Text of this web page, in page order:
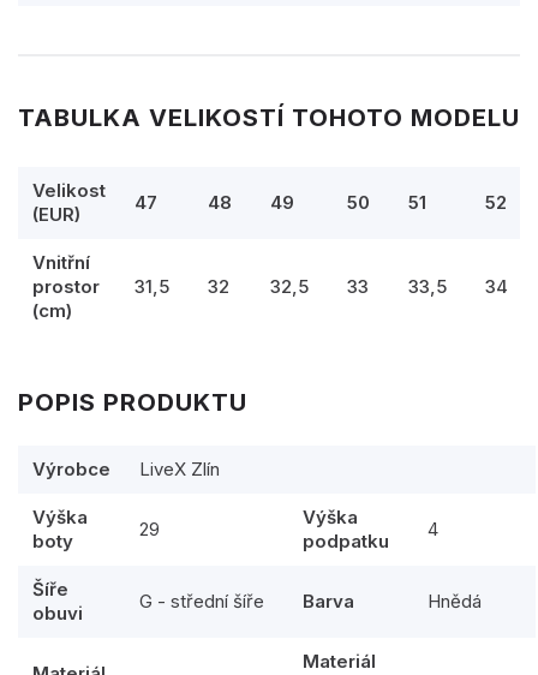
TABULKA VELIKOSTÍ TOHOTO MODELU
Velikost
(EUR)
47 48 49 50 51 52
Vnitřní
prostor
(cm)
31,5 32 32,5 33 33,5 34
POPIS PRODUKTU
Výrobce LiveX Zlín
Výška
boty
29
Výška
podpatku
4
Šíře
obuvi
G - střední šíře Barva Hnědá
Materiál